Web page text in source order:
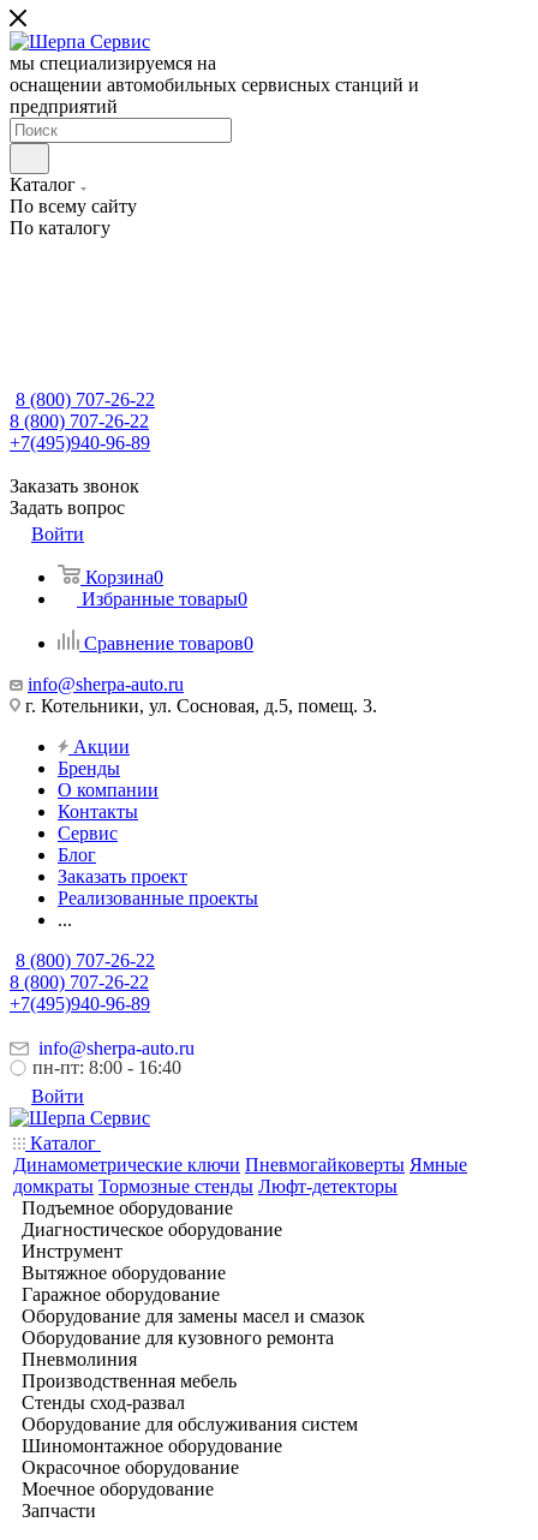
мы специализируемся на
оснащении автомобильных сервисных станций и
предприятий
Каталог
По всему сайту
По каталогу
8 (800) 707-26-22
8 (800) 707-26-22
+7(495)940-96-89
Заказать звонок
Задать вопрос
Войти
Корзина0
Избранные товары0
Сравнение товаров0
info@sherpa-auto.ru
г. Котельники, ул. Сосновая, д.5, помещ. 3.
Акции
Бренды
О компании
Контакты
Сервис
Блог
Заказать проект
Реализованные проекты
...
8 (800) 707-26-22
8 (800) 707-26-22
+7(495)940-96-89
info@sherpa-auto.ru
пн-пт: 8:00 - 16:40
Войти
Каталог
Динамометрические ключи Пневмогайковерты Ямные
домкраты Тормозные стенды Люфт-детекторы
Подъемное оборудование
Диагностическое оборудование
Инструмент
Вытяжное оборудование
Гаражное оборудование
Оборудование для замены масел и смазок
Оборудование для кузовного ремонта
Пневмолиния
Производственная мебель
Стенды сход-развал
Оборудование для обслуживания систем
Шиномонтажное оборудование
Окрасочное оборудование
Моечное оборудование
Запчасти